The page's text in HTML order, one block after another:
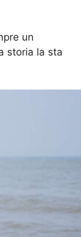
un
storia la sta